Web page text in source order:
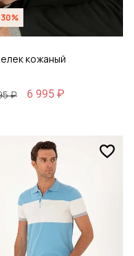
кожаный
₽ 6 995 ₽